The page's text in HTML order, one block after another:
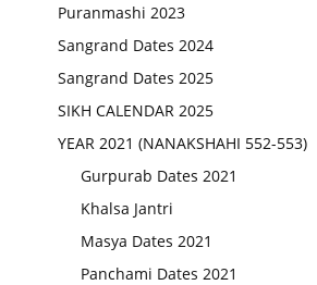
Puranmashi 2023
Sangrand Dates 2024
Sangrand Dates 2025
SIKH CALENDAR 2025
YEAR 2021 (NANAKSHAHI 552-553)
Gurpurab Dates 2021
Khalsa Jantri
Masya Dates 2021
Panchami Dates 2021